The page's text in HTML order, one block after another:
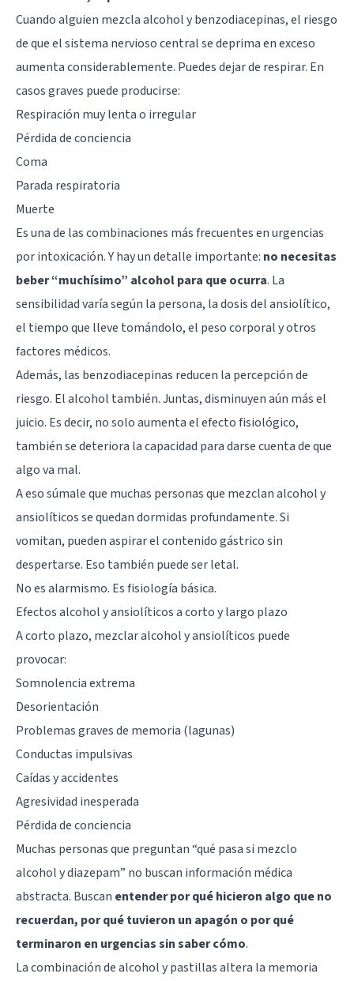
Cuando alguien mezcla alcohol y benzodiacepinas, el riesgo
de que el sistema nervioso central se deprima en exceso
aumenta considerablemente. Puedes dejar de respirar. En
casos graves puede producirse:
Respiración muy lenta o irregular
Pérdida de conciencia
Coma
Parada respiratoria
Muerte
Es una de las combinaciones más frecuentes en urgencias
por intoxicación. Y hay un detalle importante: no necesitas
beber “muchísimo” alcohol para que ocurra. La
sensibilidad varía según la persona, la dosis del ansiolítico,
el tiempo que lleve tomándolo, el peso corporal y otros
factores médicos.
Además, las benzodiacepinas reducen la percepción de
riesgo. El alcohol también. Juntas, disminuyen aún más el
juicio. Es decir, no solo aumenta el efecto fisiológico,
también se deteriora la capacidad para darse cuenta de que
algo va mal.
A eso súmale que muchas personas que mezclan alcohol y
ansiolíticos se quedan dormidas profundamente. Si
vomitan, pueden aspirar el contenido gástrico sin
despertarse. Eso también puede ser letal.
No es alarmismo. Es fisiología básica.
Efectos alcohol y ansiolíticos a corto y largo plazo
A corto plazo, mezclar alcohol y ansiolíticos puede
provocar:
Somnolencia extrema
Desorientación
Problemas graves de memoria (lagunas)
Conductas impulsivas
Caídas y accidentes
Agresividad inesperada
Pérdida de conciencia
Muchas personas que preguntan “qué pasa si mezclo
alcohol y diazepam” no buscan información médica
abstracta. Buscan entender por qué hicieron algo que no
recuerdan, por qué tuvieron un apagón o por qué
terminaron en urgencias sin saber cómo.
La combinación de alcohol y pastillas altera la memoria